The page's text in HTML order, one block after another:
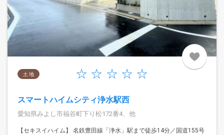
土 地
スマートハイムシティ浄水駅西
愛知県みよし市福谷町下り松172番4、他
【セキスイハイム】 名鉄豊田線「浄水」駅まで徒歩14分／国道155号